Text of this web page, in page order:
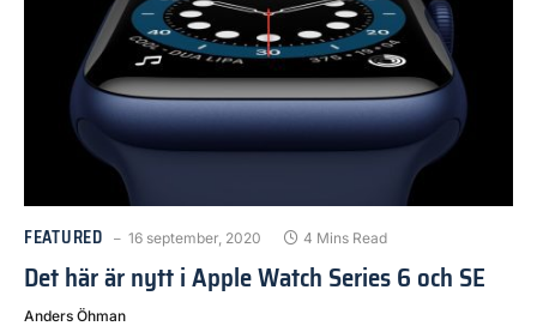
FEATURED 16 september, 2020 4 Mins Read
Det här är nytt i Apple Watch Series 6 och SE
Anders Öhman